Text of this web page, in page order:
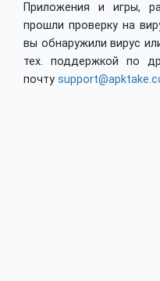
Приложения и игры,
прошли проверку на
вы обнаружили вирус
тех. поддержкой по
почту